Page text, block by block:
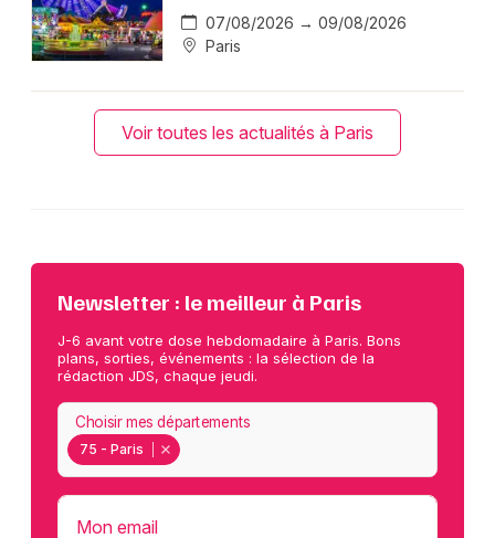
07/08/2026 → 09/08/2026
Paris
Voir toutes les actualités à Paris
Newsletter : le meilleur à Paris
J-6 avant votre dose hebdomadaire à Paris. Bons
plans, sorties, événements : la sélection de la
rédaction JDS, chaque jeudi.
75 - Paris
Choisir mes départements
Mon email